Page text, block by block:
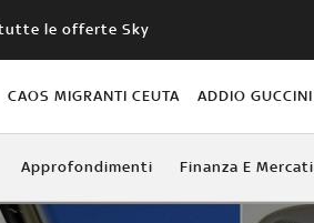
le offerte Sky
CAOS MIGRANTI CEUTA ADDIO GUCCINI
Approfondimenti Finanza E Mercati